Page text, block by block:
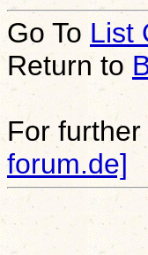
Go To List
Return to
For
forum.de]